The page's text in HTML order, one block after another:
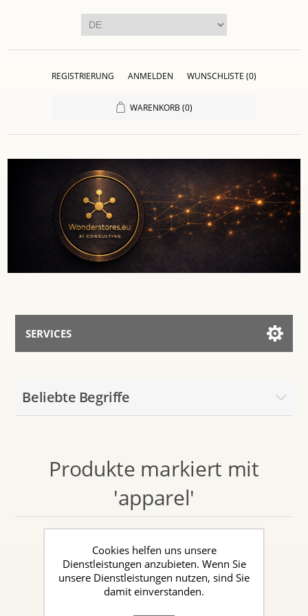
REGISTRIERUNG ANMELDEN WUNSCHLISTE (0)
WARENKORB (0)
SERVICES
Mit dem Assistenten sprechen
Beliebte Begriffe
Produkte markiert mit
'apparel'
Cookies helfen uns unsere
Dienstleistungen anzubieten. Wenn Sie
unsere Dienstleistungen nutzen, sind Sie
damit einverstanden.